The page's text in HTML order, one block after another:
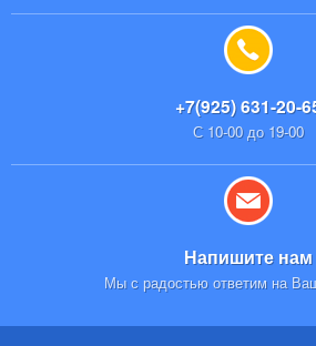
+7(925) 631-20-
С 10-00 до 19-00
Напишите нам
Мы с радостью ответим на